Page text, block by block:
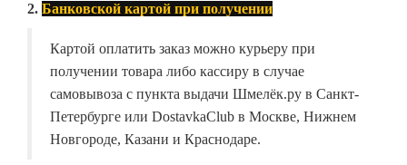
2. Банковской картой при получении
Картой оплатить заказ можно курьеру при
получении товара либо кассиру в случае
самовывоза с пункта выдачи Шмелёк.ру в Санкт-
Петербурге или DostavkaClub в Москве, Нижнем
Новгороде, Казани и Краснодаре.